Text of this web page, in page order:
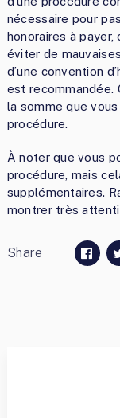
nécessaire pour
honoraires à payer,
éviter de
d’une convention
est recommandée.
la somme que
procédure.
À noter que vous
procédure, mais
supplémentaires.
montrer très
Share